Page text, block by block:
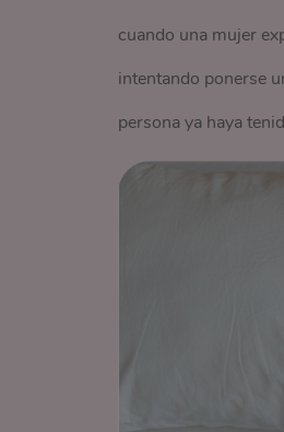
cuando una mujer
intentando ponerse
persona ya haya